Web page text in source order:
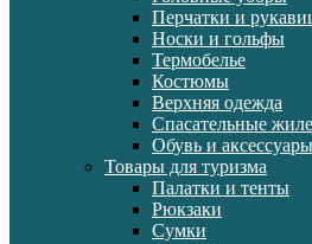
Перчатки и
Носки и гольфы
Термобелье
Костюмы
Верхняя одежда
Спасательные
Обувь и аксессуары
Товары для туризма
Палатки и тенты
Рюкзаки
Сумки